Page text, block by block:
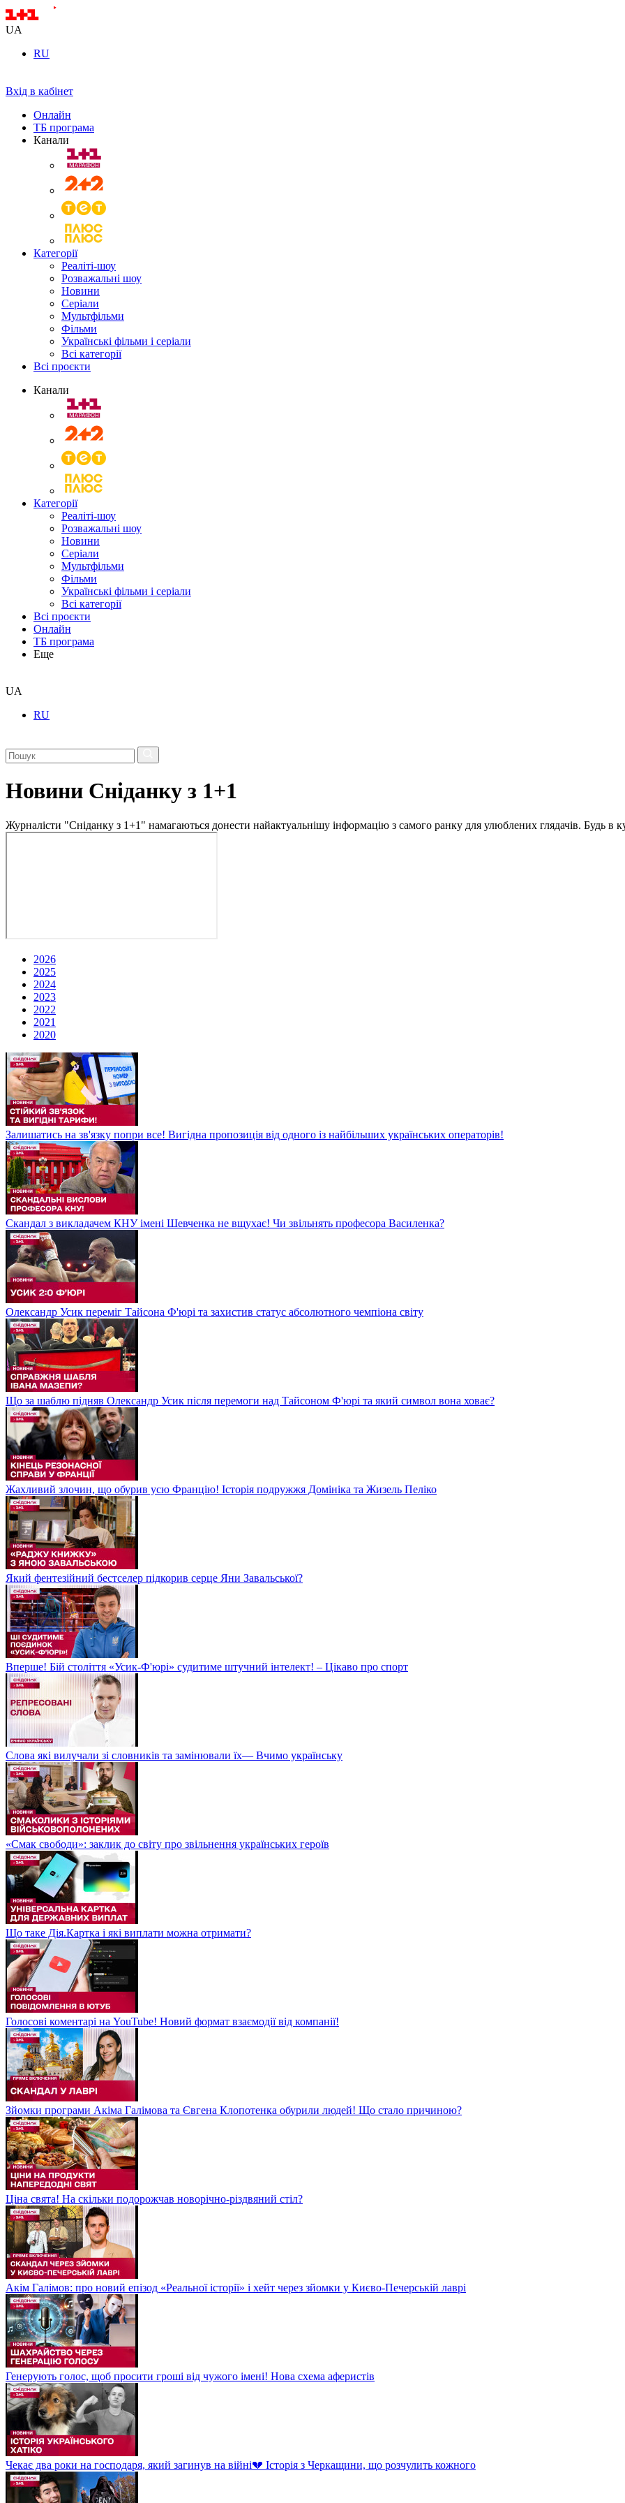
UA
RU
Вхід в кабінет
Онлайн
ТБ програма
Канали
Категорії
Реаліті-шоу
Розважальні шоу
Новини
Серіали
Мультфільми
Фільми
Українські фільми і серіали
Всі категорії
Всі проєкти
Канали
Категорії
Реаліті-шоу
Розважальні шоу
Новини
Серіали
Мультфільми
Фільми
Українські фільми і серіали
Всі категорії
Всі проєкти
Онлайн
ТБ програма
Еще
UA
RU
Новини Сніданку з 1+1
Журналісти "Сніданку з 1+1" намагаються донести найактуальнішу інформацію з самого ранку для улюблених глядачів. Будь в
2026
2025
2024
2023
2022
2021
2020
Залишатись на зв'язку попри все! Вигідна пропозиція від одного із найбільших українських операторів!
Скандал з викладачем КНУ імені Шевченка не вщухає! Чи звільнять професора Василенка?
Олександр Усик переміг Тайсона Ф'юрі та захистив статус абсолютного чемпіона світу
Що за шаблю підняв Олександр Усик після перемоги над Тайсоном Ф'юрі та який символ вона ховає?
Жахливий злочин, що обурив усю Францію! Історія подружжя Домініка та Жизель Пеліко
Який фентезійний бестселер підкорив серце Яни Завальської?
Вперше! Бій століття «Усик-Ф'юрі» судитиме штучний інтелект! – Цікаво про спорт
Слова які вилучали зі словників та замінювали їх— Вчимо українську
«Смак свободи»: заклик до світу про звільнення українських героїв
Що таке Дія.Картка і які виплати можна отримати?
Голосові коментарі на YouTube! Новий формат взаємодії від компанії!
Зйомки програми Акіма Галімова та Євгена Клопотенка обурили людей! Що стало причиною?
Ціна свята! На скільки подорожчав новорічно-різдвяний стіл?
Акім Галімов: про новий епізод «Реальної історії» і хейт через зйомки у Києво-Печерській лаврі
Генерують голос, щоб просити гроші від чужого імені! Нова схема аферистів
Чекає два роки на господаря, який загинув на війні💔 Історія з Черкащини, що розчулить кожного